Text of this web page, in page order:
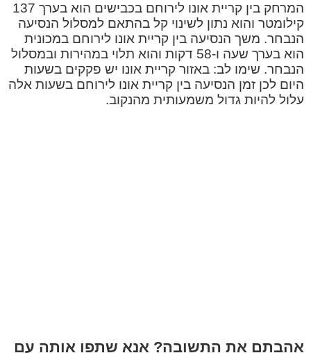
המרחק בין קריית אונו לירוחם בכבישים הוא בערך 137
קילומטר והוא נתון לשינוי קל בהתאם למסלול הנסיעה
הנבחר. משך הנסיעה בין קריית אונו לירוחם במכונית
הוא בערך שעה ו-58 דקות והוא תלוי במהירות ובמסלול
הנבחר. שימו לב: באזור קריית אונו יש פקקים בשעות
היום לכן זמן הנסיעה בין קריית אונו לירוחם בשעות אלה
עלול להיות גדול משמעותית מהנקוב.
אהבתם את התשובה? אנא שתפו אותה עם